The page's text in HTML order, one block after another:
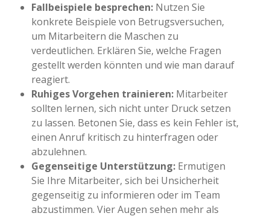
Fallbeispiele besprechen: Nutzen Sie
konkrete Beispiele von Betrugsversuchen,
um Mitarbeitern die Maschen zu
verdeutlichen. Erklären Sie, welche Fragen
gestellt werden könnten und wie man darauf
reagiert.
Ruhiges Vorgehen trainieren: Mitarbeiter
sollten lernen, sich nicht unter Druck setzen
zu lassen. Betonen Sie, dass es kein Fehler ist,
einen Anruf kritisch zu hinterfragen oder
abzulehnen.
Gegenseitige Unterstützung: Ermutigen
Sie Ihre Mitarbeiter, sich bei Unsicherheit
gegenseitig zu informieren oder im Team
abzustimmen. Vier Augen sehen mehr als